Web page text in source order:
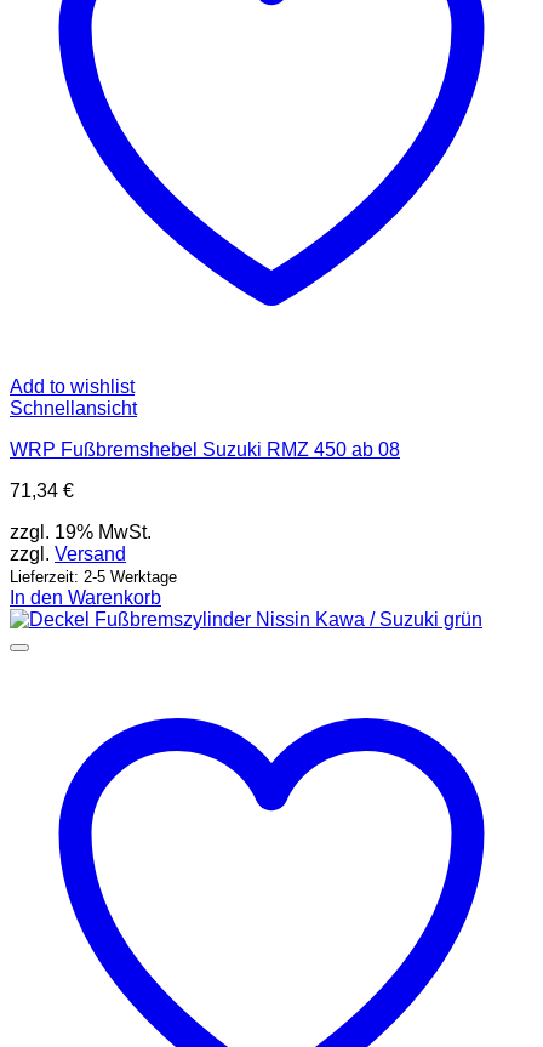
Add to wishlist
Schnellansicht
WRP Fußbremshebel Suzuki RMZ 450 ab 08
71,34 €
zzgl. 19% MwSt.
zzgl. Versand
Lieferzeit: 2-5 Werktage
In den Warenkorb